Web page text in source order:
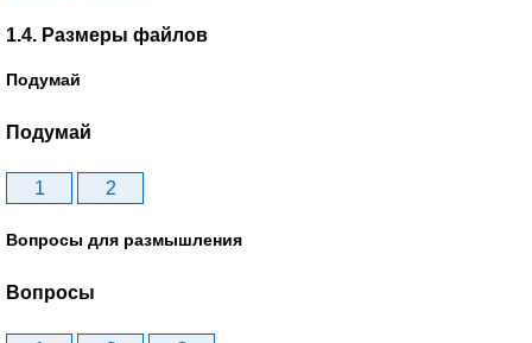
1.4. Размеры файлов
Подумай
Подумай
1 2
Вопросы для размышления
Вопросы